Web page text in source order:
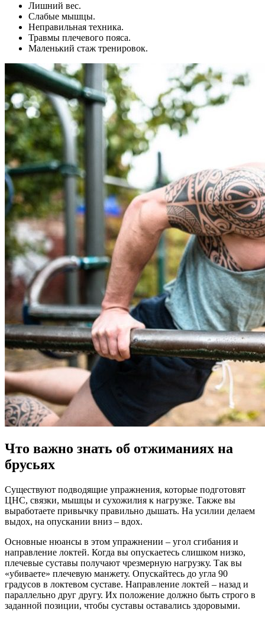
Лишний вес.
Слабые мышцы.
Неправильная техника.
Травмы плечевого пояса.
Маленький стаж тренировок.
Что важно знать об отжиманиях на
брусьях
Существуют подводящие упражнения, которые подготовят
ЦНС, связки, мышцы и сухожилия к нагрузке. Также вы
выработаете привычку правильно дышать. На усилии делаем
выдох, на опускании вниз – вдох.
Основные нюансы в этом упражнении – угол сгибания и
направление локтей. Когда вы опускаетесь слишком низко,
плечевые суставы получают чрезмерную нагрузку. Так вы
«убиваете» плечевую манжету. Опускайтесь до угла 90
градусов в локтевом суставе. Направление локтей – назад и
параллельно друг другу. Их положение должно быть строго в
заданной позиции, чтобы суставы оставались здоровыми.